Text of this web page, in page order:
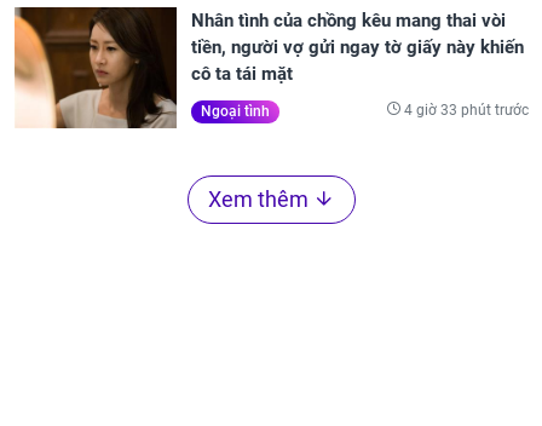
Nhân tình của chồng kêu mang thai vòi
tiền, người vợ gửi ngay tờ giấy này khiến
cô ta tái mặt
Ngoại tình 4 giờ 33 phút trước
Xem thêm